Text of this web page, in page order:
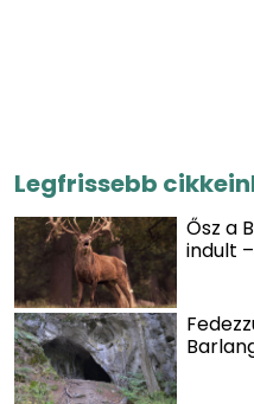
Legfrissebb
Ősz a
indult